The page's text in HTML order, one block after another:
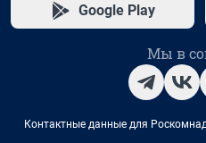
Google Play
Мы в
Контактные данные для